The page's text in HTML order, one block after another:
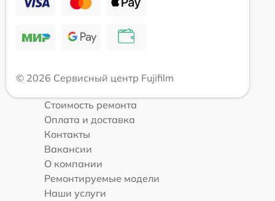
© 2026 Сервисный центр Fujifilm
Стоимость ремонта
Оплата и доставка
Контакты
Вакансии
О компании
Ремонтируемые модели
Наши услуги